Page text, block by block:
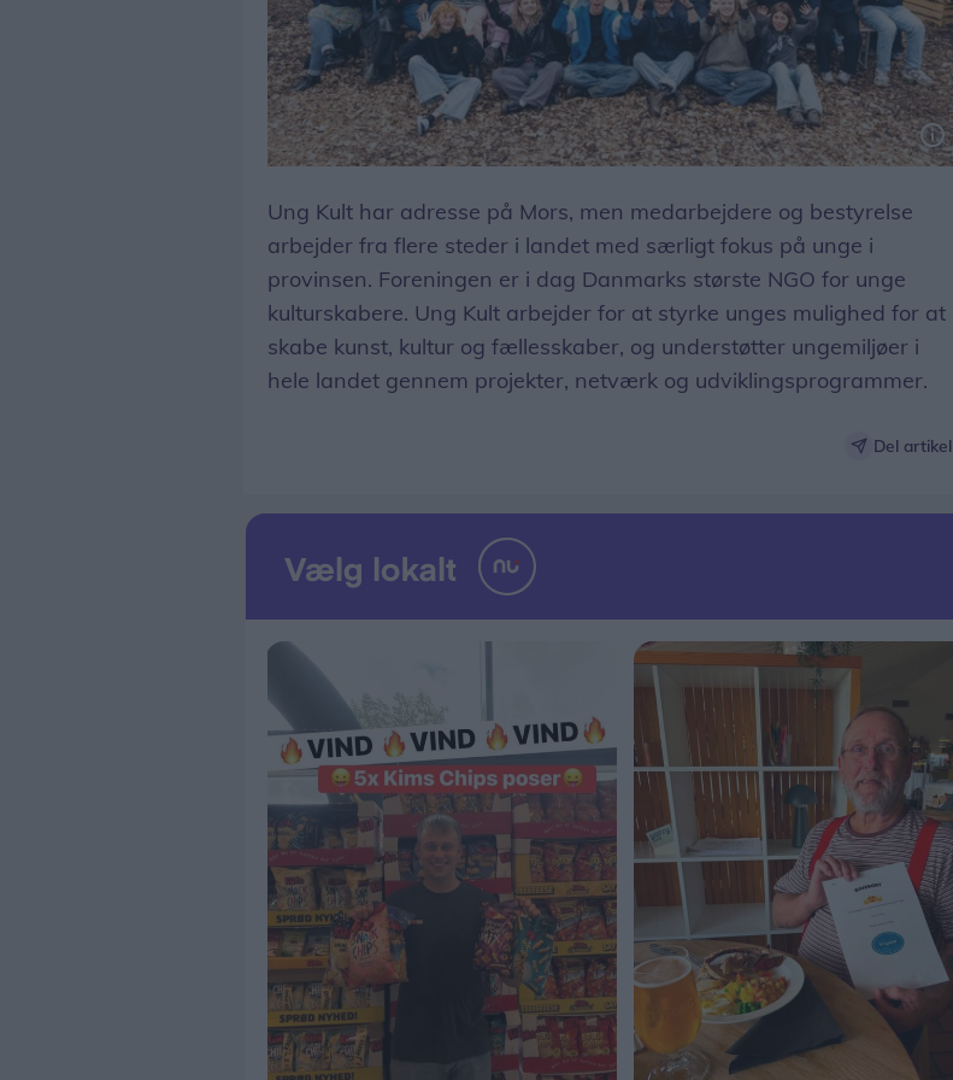
Ung Kult har adresse på Mors, men medarbejdere og bestyrelse
arbejder fra flere steder i landet med særligt fokus på unge i
provinsen. Foreningen er i dag Danmarks største NGO for unge
kulturskabere. Ung Kult arbejder for at styrke unges mulighed for at
skabe kunst, kultur og fællesskaber, og understøtter ungemiljøer i
hele landet gennem projekter, netværk og udviklingsprogrammer.
Del artikel